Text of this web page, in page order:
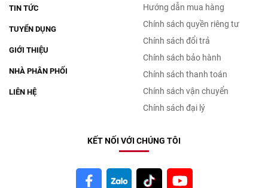
TIN TỨC
TUYỂN DỤNG
GIỚI THIỆU
NHÀ PHÂN PHỐI
LIÊN HỆ
Hướng dẫn mua hàng
Chính sách quyền riêng tư
Chính sách đổi trả
Chính sách bảo hành
Chính sách thanh toán
Chính sách vận chuyển
Chính sách đại lý
KẾT NỐI VỚI CHÚNG TÔI